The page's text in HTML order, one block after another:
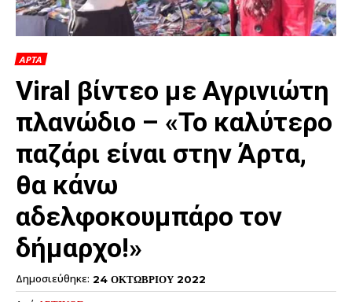
ΑΡΤΑ
Viral βίντεο με Αγρινιώτη
πλανώδιο – «Το καλύτερο
παζάρι είναι στην Άρτα,
θα κάνω
αδελφοκουμπάρο τον
δήμαρχο!»
Δημοσιεύθηκε: 24 ΟΚΤΩΒΡΙΟΥ 2022